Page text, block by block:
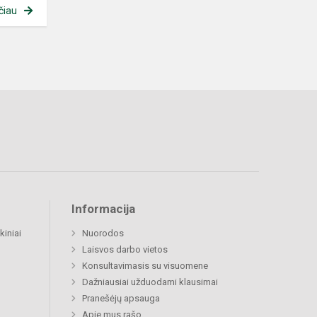
Informacija
Nuorodos
Laisvos darbo vietos
Konsultavimasis su visuomene
Dažniausiai užduodami klausimai
Pranešėjų apsauga
Apie mus rašo